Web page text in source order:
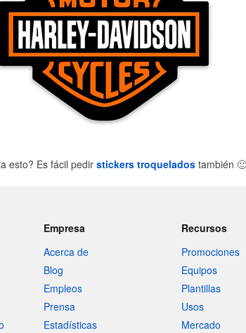
esto? Es fácil pedir stickers troqueladostambién 🙂
Empresa
Acerca de
Blog
Empleos
Prensa
Estadísticas
Recursos
Promociones
Equipos
Plantillas
Usos
Mercado